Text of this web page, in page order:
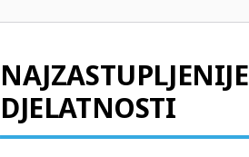
NAJZASTUPLJENIJE
DJELATNOSTI